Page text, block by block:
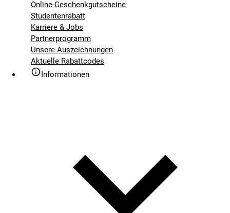
Online-Geschenkgutscheine
Studentenrabatt
Karriere & Jobs
Partnerprogramm
Unsere Auszeichnungen
Aktuelle Rabattcodes
Informationen